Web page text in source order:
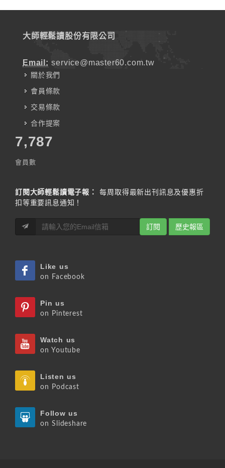
大師輕鬆讀股份有限公司
Email: service@master60.com.tw
關於我們
會員條款
交易條款
合作提案
7,787
會員數
訂閱大師輕鬆讀電子報：
每周取得最新出刊訊息及優惠折
扣等重要訊息通知！
訂閱 歷史報區
Like us
on Facebook
Pin us
on Pinterest
Watch us
on Youtube
Listen us
on Podcast
Follow us
on Slideshare